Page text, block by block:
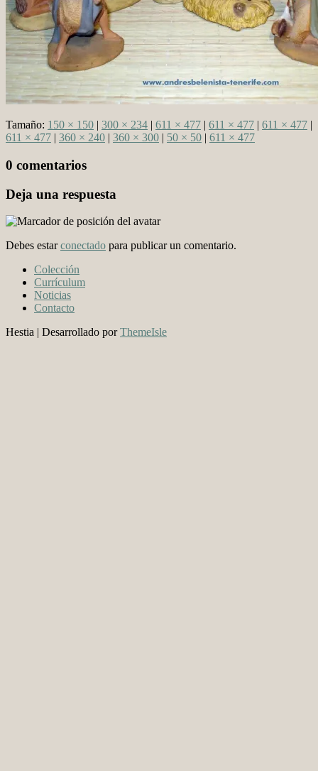
Tamaño: 150 × 150 | 300 × 234 | 611 × 477 | 611 × 477 | 611 × 477 |
611 × 477 | 360 × 240 | 360 × 300 | 50 × 50 | 611 × 477
0 comentarios
Deja una respuesta
Debes estarconectado para publicar un comentario.
Colección
Currículum
Noticias
Contacto
Hestia | Desarrollado porThemeIsle